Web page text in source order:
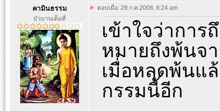
คามินธรรม
บัวบานเต็มที่
ตอบเมื่อ: 28 ก.ค.2008, 8:24 am
เข้าใจว่ากา
หมายถึงพ้นจา
เมื่อหลุดพ้นแ
กรรมนี้อีก